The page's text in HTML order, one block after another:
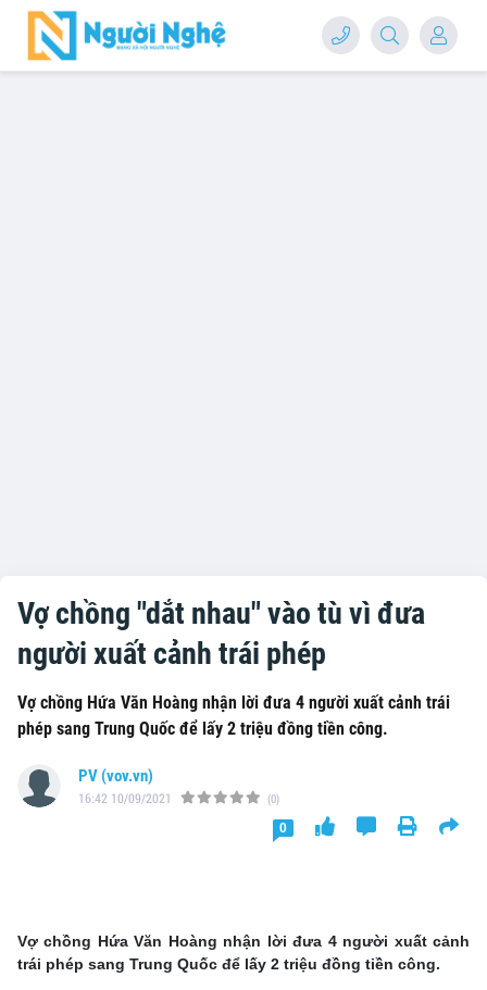
Vợ chồng "dắt nhau" vào tù vì đưa
người xuất cảnh trái phép
Vợ chồng Hứa Văn Hoàng nhận lời đưa 4 người xuất cảnh trái
phép sang Trung Quốc để lấy 2 triệu đồng tiền công.
PV (vov.vn)
16:42 10/09/2021 (0)
0
Vợ chồng Hứa Văn Hoàng nhận lời đưa 4 người xuất cảnh
trái phép sang Trung Quốc để lấy 2 triệu đồng tiền công.